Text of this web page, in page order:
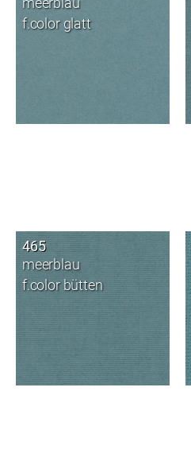
f.color glatt
465
meerblau
f.color bütten